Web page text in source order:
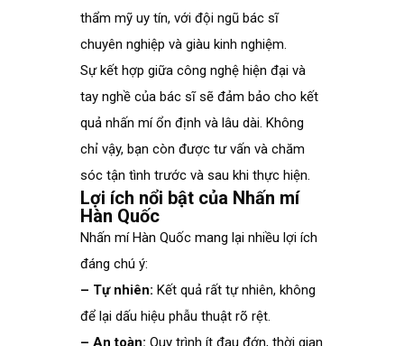
thẩm mỹ uy tín, với đội ngũ bác sĩ
chuyên nghiệp và giàu kinh nghiệm.
Sự kết hợp giữa công nghệ hiện đại và
tay nghề của bác sĩ sẽ đảm bảo cho kết
quả nhấn mí ổn định và lâu dài. Không
chỉ vậy, bạn còn được tư vấn và chăm
sóc tận tình trước và sau khi thực hiện.
Lợi ích nổi bật của Nhấn mí
Hàn Quốc
Nhấn mí Hàn Quốc mang lại nhiều lợi ích
đáng chú ý:
– Tự nhiên: Kết quả rất tự nhiên, không
để lại dấu hiệu phẫu thuật rõ rệt.
– An toàn: Quy trình ít đau đớn, thời gian